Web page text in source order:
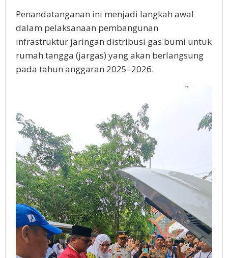
Penandatanganan ini menjadi langkah awal
dalam pelaksanaan pembangunan
infrastruktur jaringan distribusi gas bumi untuk
rumah tangga (jargas) yang akan berlangsung
pada tahun anggaran 2025–2026.